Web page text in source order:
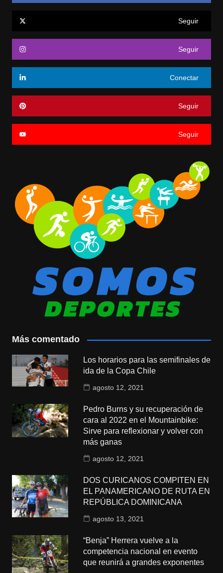
Seguir
Seguir
Conectar
Seguir
Seguir
Más comentado
Los horarios para las semifinales de
ida de la Copa Chile
agosto 12, 2021
Pedro Burns y su recuperación de
cara al 2022 en el Mountainbike:
Sirve para reflexionar y volver con
más ganas
agosto 12, 2021
DOS CURICANOS COMPITEN EN
EL PANAMERICANO DE RUTA EN
REPÚBLICA DOMINICANA
agosto 13, 2021
“Benja” Herrera vuelve a la
competencia nacional en evento
que reunirá a grandes exponentes